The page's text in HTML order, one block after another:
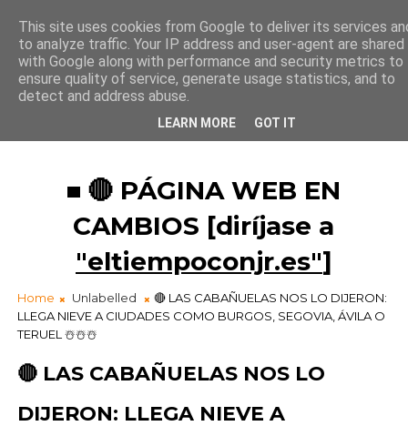
¡Buenos días madrugador!
6: 52 :34
🔴 PÁGINA WEB EN
CAMBIOS [diríjase a
"eltiempoconjr.es"]
Home Unlabelled
🔴 LAS CABAÑUELAS NOS LO DIJERON:
LLEGA NIEVE A CIUDADES COMO BURGOS, SEGOVIA, ÁVILA O
TERUEL ☃️☃️☃️
🔴 LAS CABAÑUELAS NOS LO
DIJERON: LLEGA NIEVE A
This site uses cookies from Google to deliver its services
to analyze traffic. Your IP address and user-agent are shared
with Google along with performance and security metrics to
ensure quality of service, generate usage statistics, and to
detect and address abuse.
LEARN MORE GOT IT